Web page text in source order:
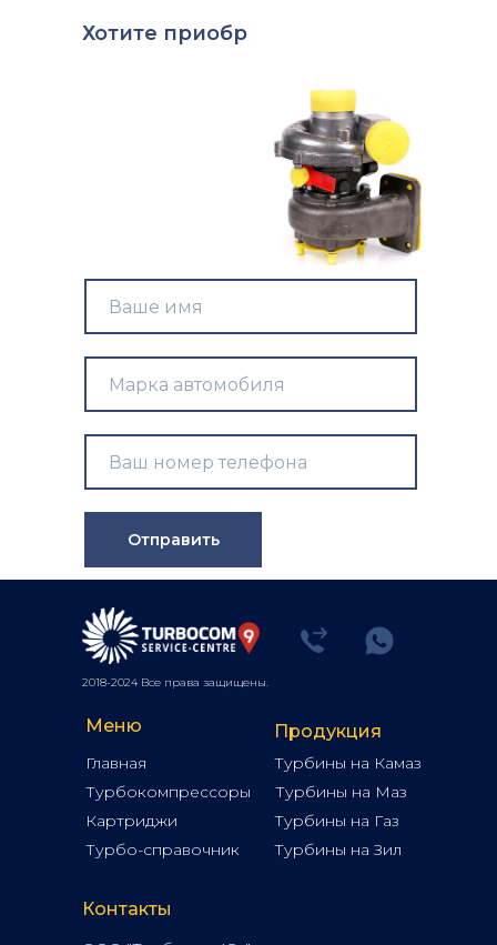
Хотите |
Отправить
2018-2024 Все права защищены.
Меню
Главная
Турбокомпрессоры
Картриджи
Турбо-справочник
Продукция
Турбины на Камаз
Турбины на Маз
Турбины на Газ
Турбины на Зил
Контакты